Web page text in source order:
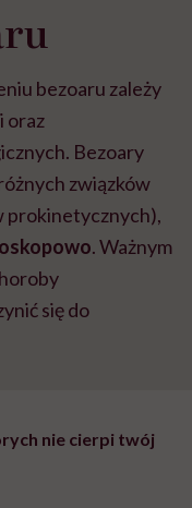
bezoaru zależy
oraz
Bezoary
związków
prokinetycznych),
. Ważnym
się do
nie cierpi twój